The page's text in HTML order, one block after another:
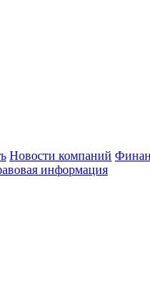
Новости компаний
информация